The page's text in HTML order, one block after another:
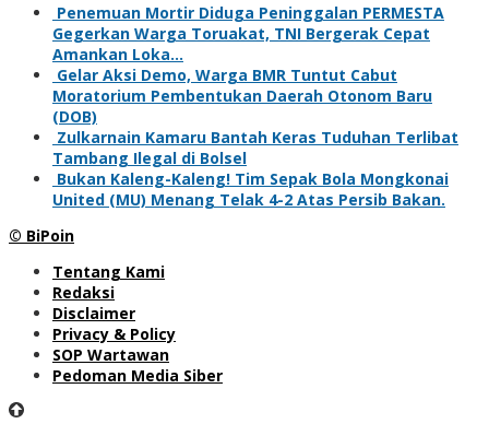
Penemuan Mortir Diduga Peninggalan PERMESTA
Gegerkan Warga Toruakat, TNI Bergerak Cepat
Amankan Loka…
Gelar Aksi Demo, Warga BMR Tuntut Cabut
Moratorium Pembentukan Daerah Otonom Baru
(DOB)
Zulkarnain Kamaru Bantah Keras Tuduhan Terlibat
Tambang Ilegal di Bolsel
Bukan Kaleng-Kaleng! Tim Sepak Bola Mongkonai
United (MU) Menang Telak 4-2 Atas Persib Bakan.
© BiPoin
Tentang Kami
Redaksi
Disclaimer
Privacy & Policy
SOP Wartawan
Pedoman Media Siber